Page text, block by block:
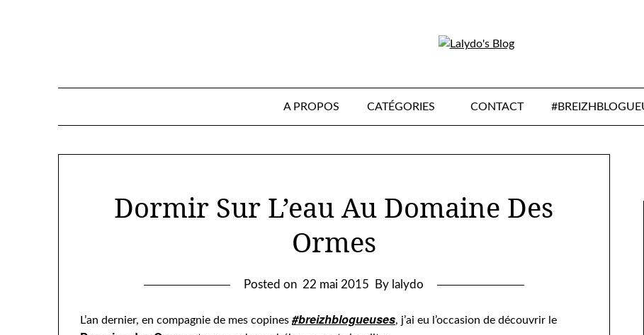
A PROPOS CATÉGORIES CONTACT
Dormir Sur L’eau Au Domaine Des
Ormes
Posted on 22 mai 2015 By lalydo
L’an dernier, en compagnie de mes copines #breizhblogueuses, j’ai eu l’occasion de découvrir le